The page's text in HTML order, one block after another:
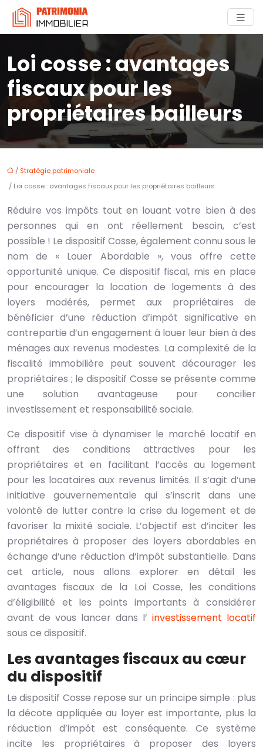
Loi cosse : avantages
fiscaux pour les
propriétaires bailleurs
/ Stratégie patrimoniale
/ Loi cosse : avantages fiscaux pour les propriétaires bailleurs
Réduire vos impôts tout en louant votre bien à des
personnes qui en ont réellement besoin, c’est
possible ! Le dispositif Cosse, également connu sous le
nom de « Louer Abordable », vous offre cette
opportunité unique. Ce dispositif fiscal, mis en place
pour encourager la location de logements à des
loyers modérés, permet aux propriétaires de
bénéficier d’une réduction d’impôt significative en
contrepartie d’un engagement à louer leur bien à des
ménages aux revenus modestes. La complexité de la
fiscalité immobilière peut souvent décourager les
propriétaires ; le dispositif Cosse se présente comme
une solution avantageuse pour concilier
investissement et responsabilité sociale.
Ce dispositif vise à dynamiser le marché locatif en
offrant des conditions attractives pour les
propriétaires et en facilitant l’accès au logement
pour les locataires aux revenus limités. Il s’agit d’une
initiative gouvernementale qui s’inscrit dans une
volonté de lutter contre la crise du logement et de
favoriser la mixité sociale. L’objectif est d’inciter les
propriétaires à proposer des loyers abordables en
échange d’une réduction d’impôt substantielle. Dans
cet article, nous allons explorer en détail les
avantages fiscaux de la Loi Cosse, les conditions
d’éligibilité et les points importants à considérer
avant de vous lancer dans l’ investissement locatif
sous ce dispositif.
Les avantages fiscaux au cœur
du dispositif
Le dispositif Cosse repose sur un principe simple : plus
la décote appliquée au loyer est importante, plus la
réduction d’impôt est conséquente. Ce système
incite les propriétaires à proposer des loyers